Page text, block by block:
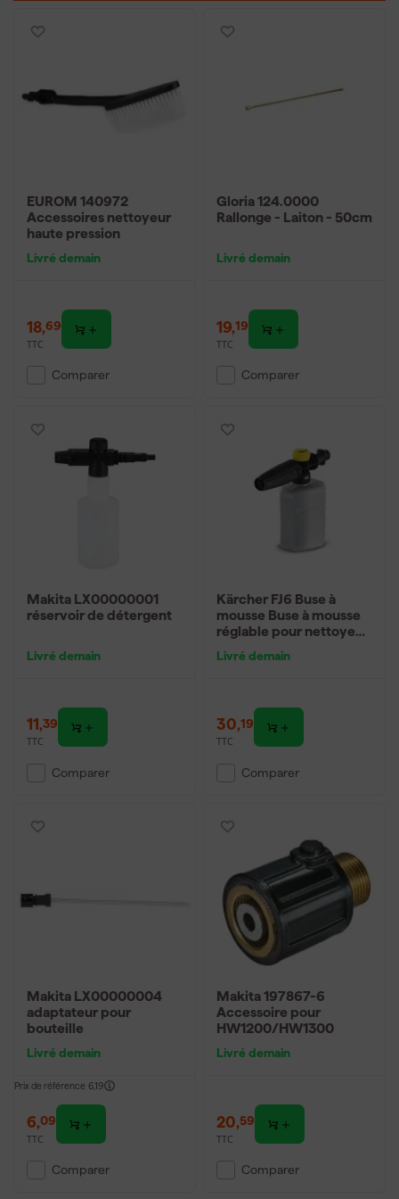
EUROM 140972
Accessoires nettoyeur
haute pression
Livré demain
18,69
TTC
Comparer
Gloria 124.0000
Rallonge - Laiton - 50cm
Livré demain
19,19
TTC
Comparer
Makita LX00000001
réservoir de détergent
Livré demain
11,39
TTC
Comparer
Kärcher FJ6 Buse à
mousse Buse à mousse
réglable pour nettoyeur
Livré demain
30,19
TTC
Comparer
Makita LX00000004
adaptateur pour
bouteille
Livré demain
Prix de référence 6,19
6,09
TTC
Comparer
Makita 197867-6
Accessoire pour
HW1200/HW1300
Livré demain
20,59
TTC
Comparer